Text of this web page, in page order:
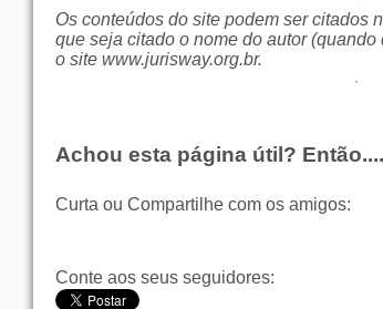
Os conteúdos do site podem ser citados
que seja citado o nome do autor
o site www.jurisway.org.br.
Achou esta página útil? Então....
Curta ou Compartilhe com os amigos:
Conte aos seus seguidores: